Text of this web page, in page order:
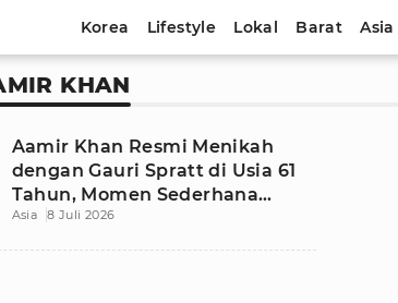
Korea Lifestyle Lokal Barat Asia
KHAN
Aamir Khan Resmi Menikah
dengan Gauri Spratt di Usia 61
Tahun, Momen Sederhana
Penuh Kehangatan
Asia 8 Juli 2026